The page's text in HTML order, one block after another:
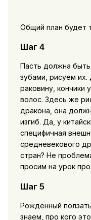
Общий план будет
Шаг 4
Пасть должна
зубами, рисуем
раковину, кончики
волос. Здесь же
дракона, она
изгиб. Да, у
специфичная
средневекового
стран? Не
просим на урок
Шаг 5
Рождённый
знаем, про кого